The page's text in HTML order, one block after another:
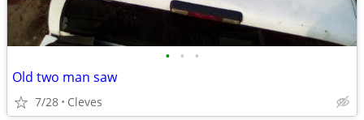
• • •
Old two man saw
7/28 Cleves